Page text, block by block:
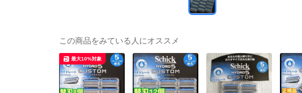
この商品をみている人にオススメ
最大10%対象